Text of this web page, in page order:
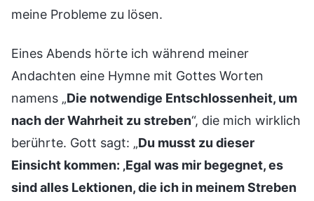
meine Probleme zu lösen.
Eines Abends hörte ich während meiner
Andachten eine Hymne mit Gottes Worten
namens „Die notwendige Entschlossenheit, um
nach der Wahrheit zu streben“, die mich wirklich
berührte. Gott sagt: „Du musst zu dieser
Einsicht kommen: ‚Egal was mir begegnet, es
sind alles Lektionen, die ich in meinem Streben